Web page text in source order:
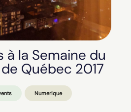
à la Semaine du
Québec 2017
Numerique